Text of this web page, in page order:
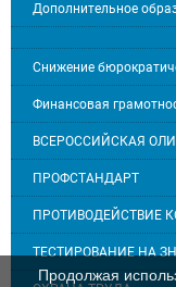
Дополнительное
Снижение
Финансовая
ВСЕРОССИЙСКАЯ
ПРОФСТАНДАРТ
ПРОТИВОДЕЙСТВИЕ
ТЕСТИРОВАНИЕ НА
Продолжая